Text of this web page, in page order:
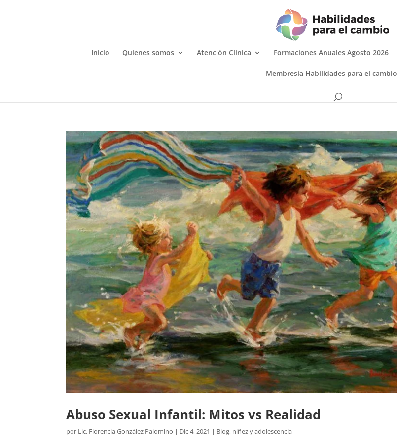
Inicio Quienes somos Atención Clinica Formaciones Anuales Agosto 2026
Membresia Habilidades para el cambio
Abuso Sexual Infantil: Mitos vs Realidad
por Lic. Florencia González Palomino | Dic 4, 2021 | Blog, niñez y adolescencia